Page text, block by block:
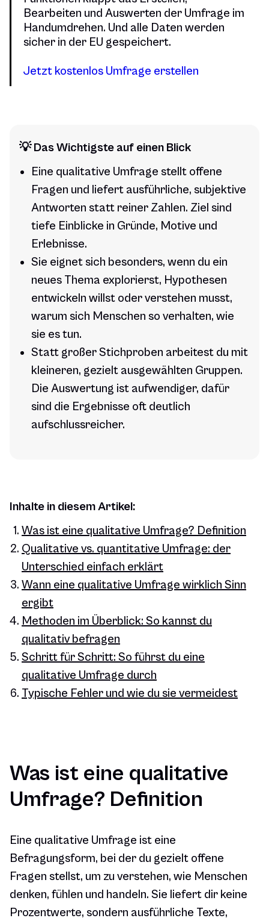
Bearbeiten und Auswerten der Umfrage im
Handumdrehen. Und alle Daten werden
sicher in der EU gespeichert.
Jetzt kostenlos Umfrage erstellen
💡 Das Wichtigste auf einen Blick
Eine qualitative Umfrage stellt offene
Fragen und liefert ausführliche, subjektive
Antworten statt reiner Zahlen. Ziel sind
tiefe Einblicke in Gründe, Motive und
Erlebnisse.
Sie eignet sich besonders, wenn du ein
neues Thema explorierst, Hypothesen
entwickeln willst oder verstehen musst,
warum sich Menschen so verhalten, wie
sie es tun.
Statt großer Stichproben arbeitest du mit
kleineren, gezielt ausgewählten Gruppen.
Die Auswertung ist aufwendiger, dafür
sind die Ergebnisse oft deutlich
aufschlussreicher.
Inhalte in diesem Artikel:
Was ist eine qualitative Umfrage? Definition
Qualitative vs. quantitative Umfrage: der
Unterschied einfach erklärt
Wann eine qualitative Umfrage wirklich Sinn
ergibt
Methoden im Überblick: So kannst du
qualitativ befragen
Schritt für Schritt: So führst du eine
qualitative Umfrage durch
Typische Fehler und wie du sie vermeidest
Was ist eine qualitative
Umfrage? Definition
Eine qualitative Umfrage ist eine
Befragungsform, bei der du gezielt offene
Fragen stellst, um zu verstehen, wie Menschen
denken, fühlen und handeln. Sie liefert dir keine
Prozentwerte, sondern ausführliche Texte,